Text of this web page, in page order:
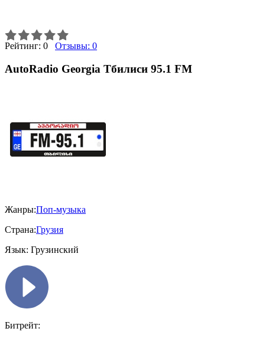
Рейтинг: 0 Отзывы: 0
AutoRadio Georgia Тбилиси 95.1 FM
Жанры:Поп-музыка
Страна:Грузия
Язык: Грузинский
Битрейт: